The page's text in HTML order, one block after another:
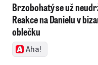
Brzobohatý se už
Reakce na Danielu v
oblečku
Aha!